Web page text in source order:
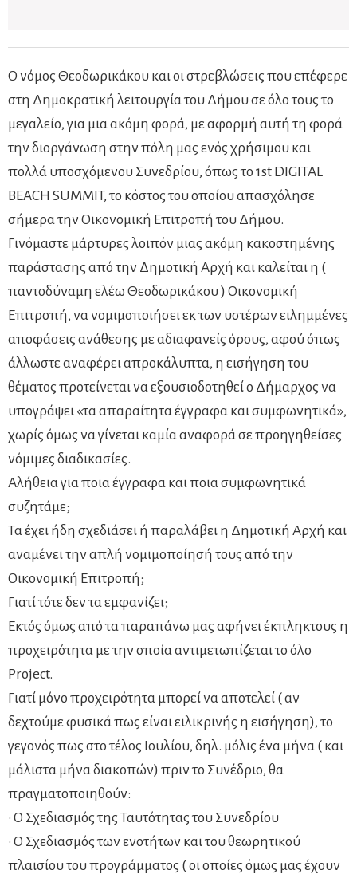
Ο νόμος Θεοδωρικάκου και οι στρεβλώσεις που επέφερε
στη Δημοκρατική λειτουργία του Δήμου σε όλο τους το
μεγαλείο, για μια ακόμη φορά, με αφορμή αυτή τη φορά
την διοργάνωση στην πόλη μας ενός χρήσιμου και
πολλά υποσχόμενου Συνεδρίου, όπως το 1st DIGITAL
BEACH SUMMIT, το κόστος του οποίου απασχόλησε
σήμερα την Οικονομική Επιτροπή του Δήμου.
Γινόμαστε μάρτυρες λοιπόν μιας ακόμη κακοστημένης
παράστασης από την Δημοτική Αρχή και καλείται η (
παντοδύναμη ελέω Θεοδωρικάκου ) Οικονομική
Επιτροπή, να νομιμοποιήσει εκ των υστέρων ειλημμένες
αποφάσεις ανάθεσης με αδιαφανείς όρους, αφού όπως
άλλωστε αναφέρει απροκάλυπτα, η εισήγηση του
θέματος προτείνεται να εξουσιοδοτηθεί ο Δήμαρχος να
υπογράψει «τα απαραίτητα έγγραφα και συμφωνητικά»,
χωρίς όμως να γίνεται καμία αναφορά σε προηγηθείσες
νόμιμες διαδικασίες.
Αλήθεια για ποια έγγραφα και ποια συμφωνητικά
συζητάμε;
Τα έχει ήδη σχεδιάσει ή παραλάβει η Δημοτική Αρχή και
αναμένει την απλή νομιμοποίησή τους από την
Οικονομική Επιτροπή;
Γιατί τότε δεν τα εμφανίζει;
Εκτός όμως από τα παραπάνω μας αφήνει έκπληκτους η
προχειρότητα με την οποία αντιμετωπίζεται το όλο
Project.
Γιατί μόνο προχειρότητα μπορεί να αποτελεί ( αν
δεχτούμε φυσικά πως είναι ειλικρινής η εισήγηση), το
γεγονός πως στο τέλος Ιουλίου, δηλ. μόλις ένα μήνα ( και
μάλιστα μήνα διακοπών) πριν το Συνέδριο, θα
πραγματοποιηθούν:
• Ο Σχεδιασμός της Ταυτότητας του Συνεδρίου
• Ο Σχεδιασμός των ενοτήτων και του θεωρητικού
πλαισίου του προγράμματος ( οι οποίες όμως μας έχουν